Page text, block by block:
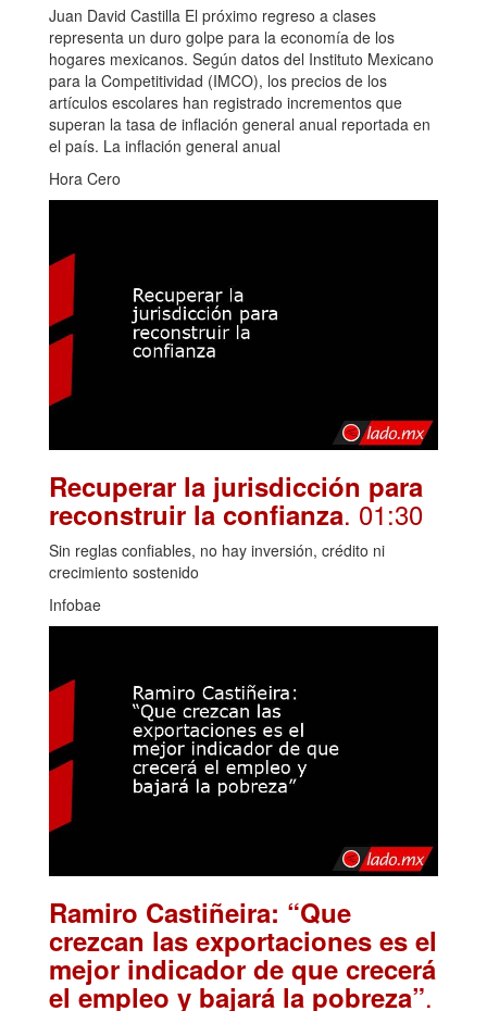
Juan David Castilla El próximo regreso a clases
representa un duro golpe para la economía de los
hogares mexicanos. Según datos del Instituto Mexicano
para la Competitividad (IMCO), los precios de los
artículos escolares han registrado incrementos que
superan la tasa de inflación general anual reportada en
el país. La inflación general anual
Hora Cero
Recuperar la jurisdicción para
reconstruir la confianza. 01:30
Sin reglas confiables, no hay inversión, crédito ni
crecimiento sostenido
Infobae
Ramiro Castiñeira: “Que
crezcan las exportaciones es el
mejor indicador de que crecerá
el empleo y bajará la pobreza”.